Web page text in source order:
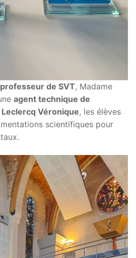
professeur de SVT, Madame
agent technique de
Leclercq Véronique, les élèves
scientifiques pour